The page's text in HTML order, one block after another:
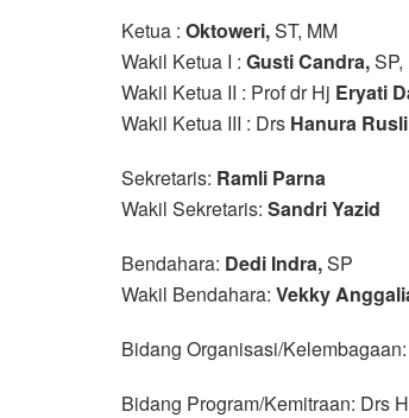
Ketua : Oktoweri,ST, MM
Wakil Ketua I : Gusti Candra,SP,
Wakil Ketua II : Prof dr Hj Eryati
Wakil Ketua III : Drs Hanura
Sekretaris: Ramli Parna
Wakil Sekretaris: Sandri Yazid
Bendahara: Dedi Indra,SP
Wakil Bendahara: Vekky
Bidang Organisasi/
Bidang Program/Kemitraan: Drs H